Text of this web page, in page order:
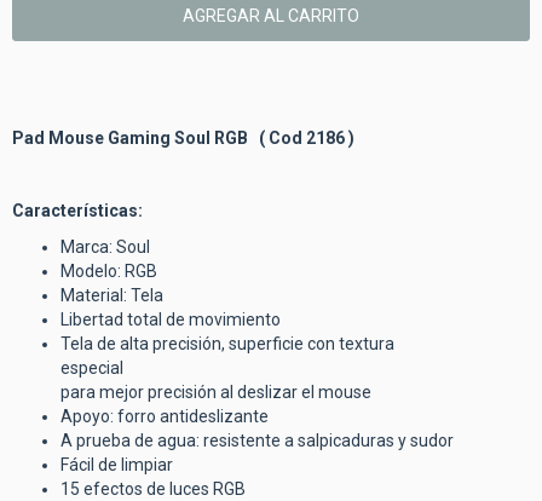
Pad Mouse Gaming Soul RGB ( Cod 2186 )
Características:
Marca: Soul
Modelo: RGB
Material: Tela
Libertad total de movimiento
Tela de alta precisión, superficie con textura
para mejor precisión al deslizar el mouse
Apoyo: forro antideslizante
A prueba de agua: resistente a salpicaduras y sudor
Fácil de limpiar
15 efectos de luces RGB